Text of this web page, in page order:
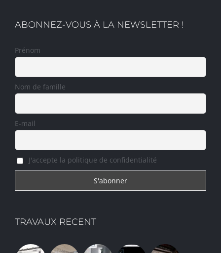
ABONNEZ-VOUS À LA NEWSLETTER !
Prénom
Nom de famille
E-mail
J'accepte la politique de confidentialité
TRAVAUX RECENT